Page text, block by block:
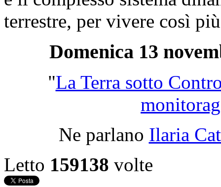
terrestre, per vivere così
Domenica 13
"La Terra sotto
Ne parlano Ilaria
Letto 159138 volte